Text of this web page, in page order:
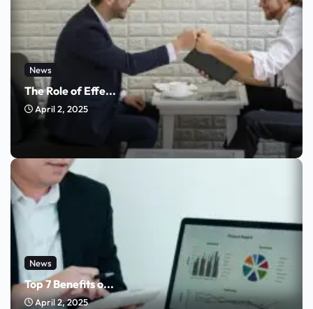
News
The Role of Effe...
April 2, 2025
News
Top 7 Benefits o...
April 2, 2025